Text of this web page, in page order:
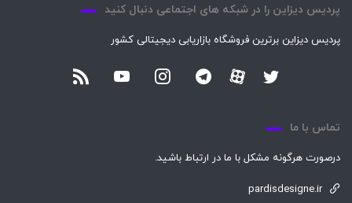
پردیس دیزاین را در شبکه های اجتماعی دنبال کنید
پردیس دیزاین برترین فروشگاه بازاریابی دیجیتالی کشور
تماس با ما
درصورت هرگونه مشکل با ما در ارتباط باشید.
pardisdesigne.ir